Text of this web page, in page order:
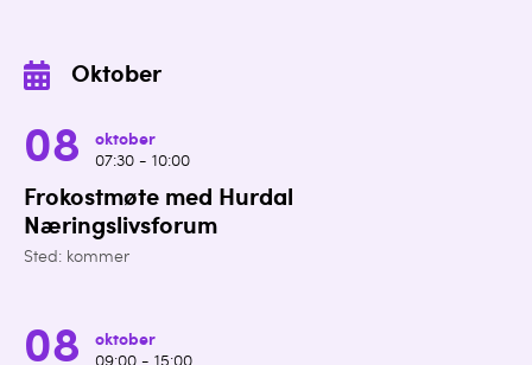
Oktober
08
oktober
07:30 - 10:00
Frokostmøte med Hurdal
Næringslivsforum
Sted: kommer
08
oktober